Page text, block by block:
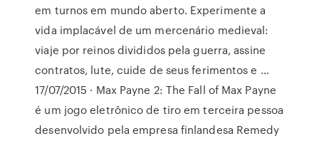
em turnos em mundo aberto. Experimente a
vida implacável de um mercenário medieval:
viaje por reinos divididos pela guerra, assine
contratos, lute, cuide de seus ferimentos e …
17/07/2015 · Max Payne 2: The Fall of Max Payne
é um jogo eletrônico de tiro em terceira pessoa
desenvolvido pela empresa finlandesa Remedy